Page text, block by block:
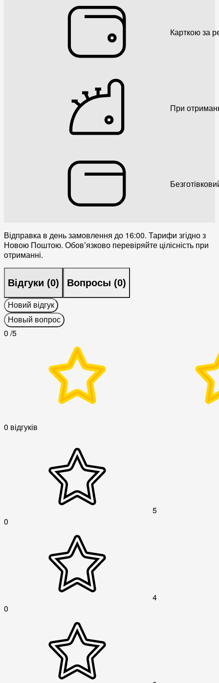
Карткою за
При
Відправка в день замовлення до 16:00. Тарифи згідно з
Новою Поштою. Обовʼязково перевіряйте цілісність при
отриманні.
Відгуки (0) Вопросы (0)
Новий відгук
Новый вопрос
0 /5
0 відгуків
5
0
4
0